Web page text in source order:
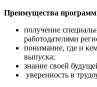
Преимущества
получение
работодателями
понимание, где и кем
выпуска;
знание своей
уверенность в